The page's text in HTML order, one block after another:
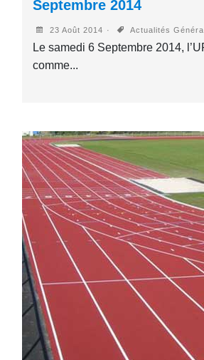
Septembre 2014
23 Août 2014 Actualités
Le samedi 6 Septembre 2014,
comme...